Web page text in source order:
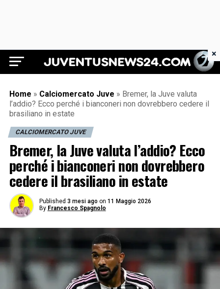
Juventus News 24
Home » Calciomercato Juve » Bremer, la Juve valuta
l’addio? Ecco perché i bianconeri non dovrebbero cedere il
brasiliano in estate
CALCIOMERCATO JUVE
Bremer, la Juve valuta l’addio? Ecco
perché i bianconeri non dovrebbero
cedere il brasiliano in estate
Published 3 mesi ago on 11 Maggio 2026
By Francesco Spagnolo
×